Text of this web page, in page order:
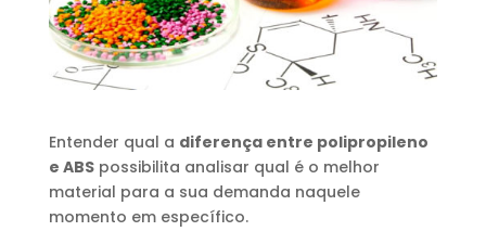
Entender qual a diferença entre polipropileno
e ABSpossibilita analisar qual é o melhor
material para a sua demanda naquele
momento em específico.